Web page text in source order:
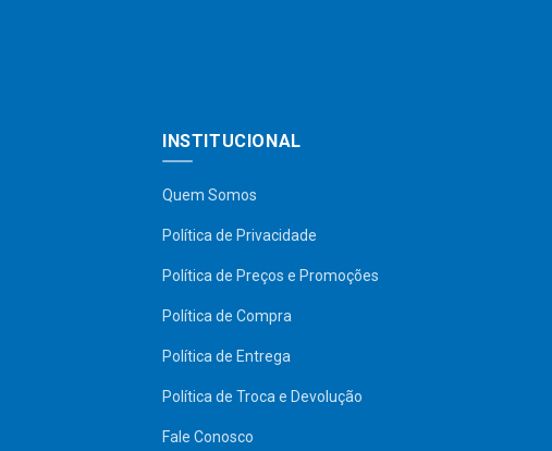
INSTITUCIONAL
Quem Somos
Política de Privacidade
Política de Preços e Promoções
Política de Compra
Política de Entrega
Política de Troca e Devolução
Fale Conosco